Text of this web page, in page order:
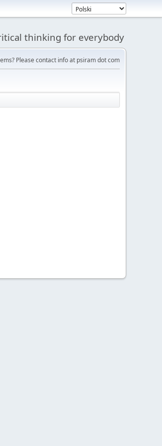
thinking for everybody
Please contact info at psiram dot com